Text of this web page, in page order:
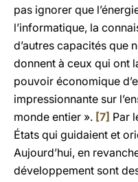
pas ignorer que
l’informatique, la
d’autres capacités que
donnent à ceux qui ont
pouvoir économique
impressionnante sur
monde entier ». [7] Par
États qui guidaient et
Aujourd’hui, en
développement sont